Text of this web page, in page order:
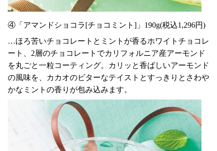
④「アマンドショコラ[チョコミント]」190g(税込1,296円)
…ほろ苦いチョコレートとミントが香るホワイトチョコレ
ート、2層のチョコレートでカリフォルニア産アーモンド
を丸ごと一粒コーティング。カリッと香ばしいアーモンド
の風味を、カカオのビターなテイストとすっきりとさわや
かなミントの香りが包み込みます。